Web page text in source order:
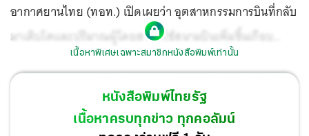
อากาศยานไทย (ทอท.) เปิดเผยว่า อุตสาหกรรมการบินที่กลับ
มาเติบโตและปริมาณผู้โดยสารที่ใช้สนามบินเพิ่มขึ้นเกือบ
เท่ากับก่อนวิกฤติโควิด-19 ปี 62 โดยเฉพาะสนามบินดอนเมือง
ดังนั้น ทอท.จึงมีแผนขยายขีดความสามารถสนามบิน
ดอนเมืองระยะที่ 3 วงเงินลงทุน 36,829.499 ล้านบาท ภายใน
เนื้อหาพิเศษเฉพาะสมาชิกหนังสือพิมพ์เท่านั้น
หนังสือพิมพ์ไทยรัฐ
เนื้อหาครบทุกข่าว ทุกคอลัมน์